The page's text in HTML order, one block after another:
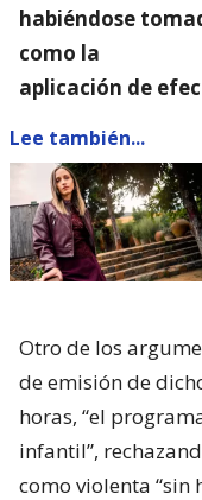
habiéndose
como la
aplicación de
Lee también...
Otro de los
de emisión de
horas, “el
infantil”,
como violenta